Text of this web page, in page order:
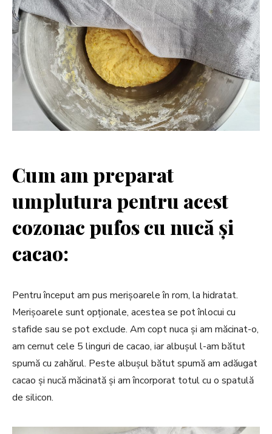
Cum am preparat
umplutura pentru acest
cozonac pufos cu nucă și
cacao:
Pentru început am pus merișoarele în rom, la hidratat.
Merișoarele sunt opționale, acestea se pot înlocui cu
stafide sau se pot exclude. Am copt nuca și am măcinat-o,
am cernut cele 5 linguri de cacao, iar albușul l-am bătut
spumă cu zahărul. Peste albușul bătut spumă am adăugat
cacao și nucă măcinată și am încorporat totul cu o spatulă
de silicon.